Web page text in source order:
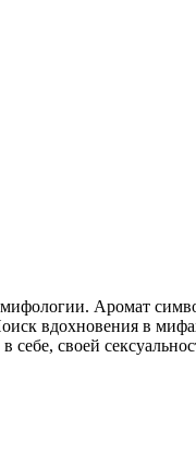
Аромат
вдохновения в
себе, своей